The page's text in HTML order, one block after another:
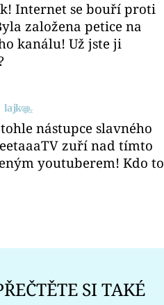
Internet se bouří proti
založena petice na
kanálu! Už jste ji
tohle nástupce slavného
zuří nad tímto
youtuberem! Kdo to
SI TAKÉ